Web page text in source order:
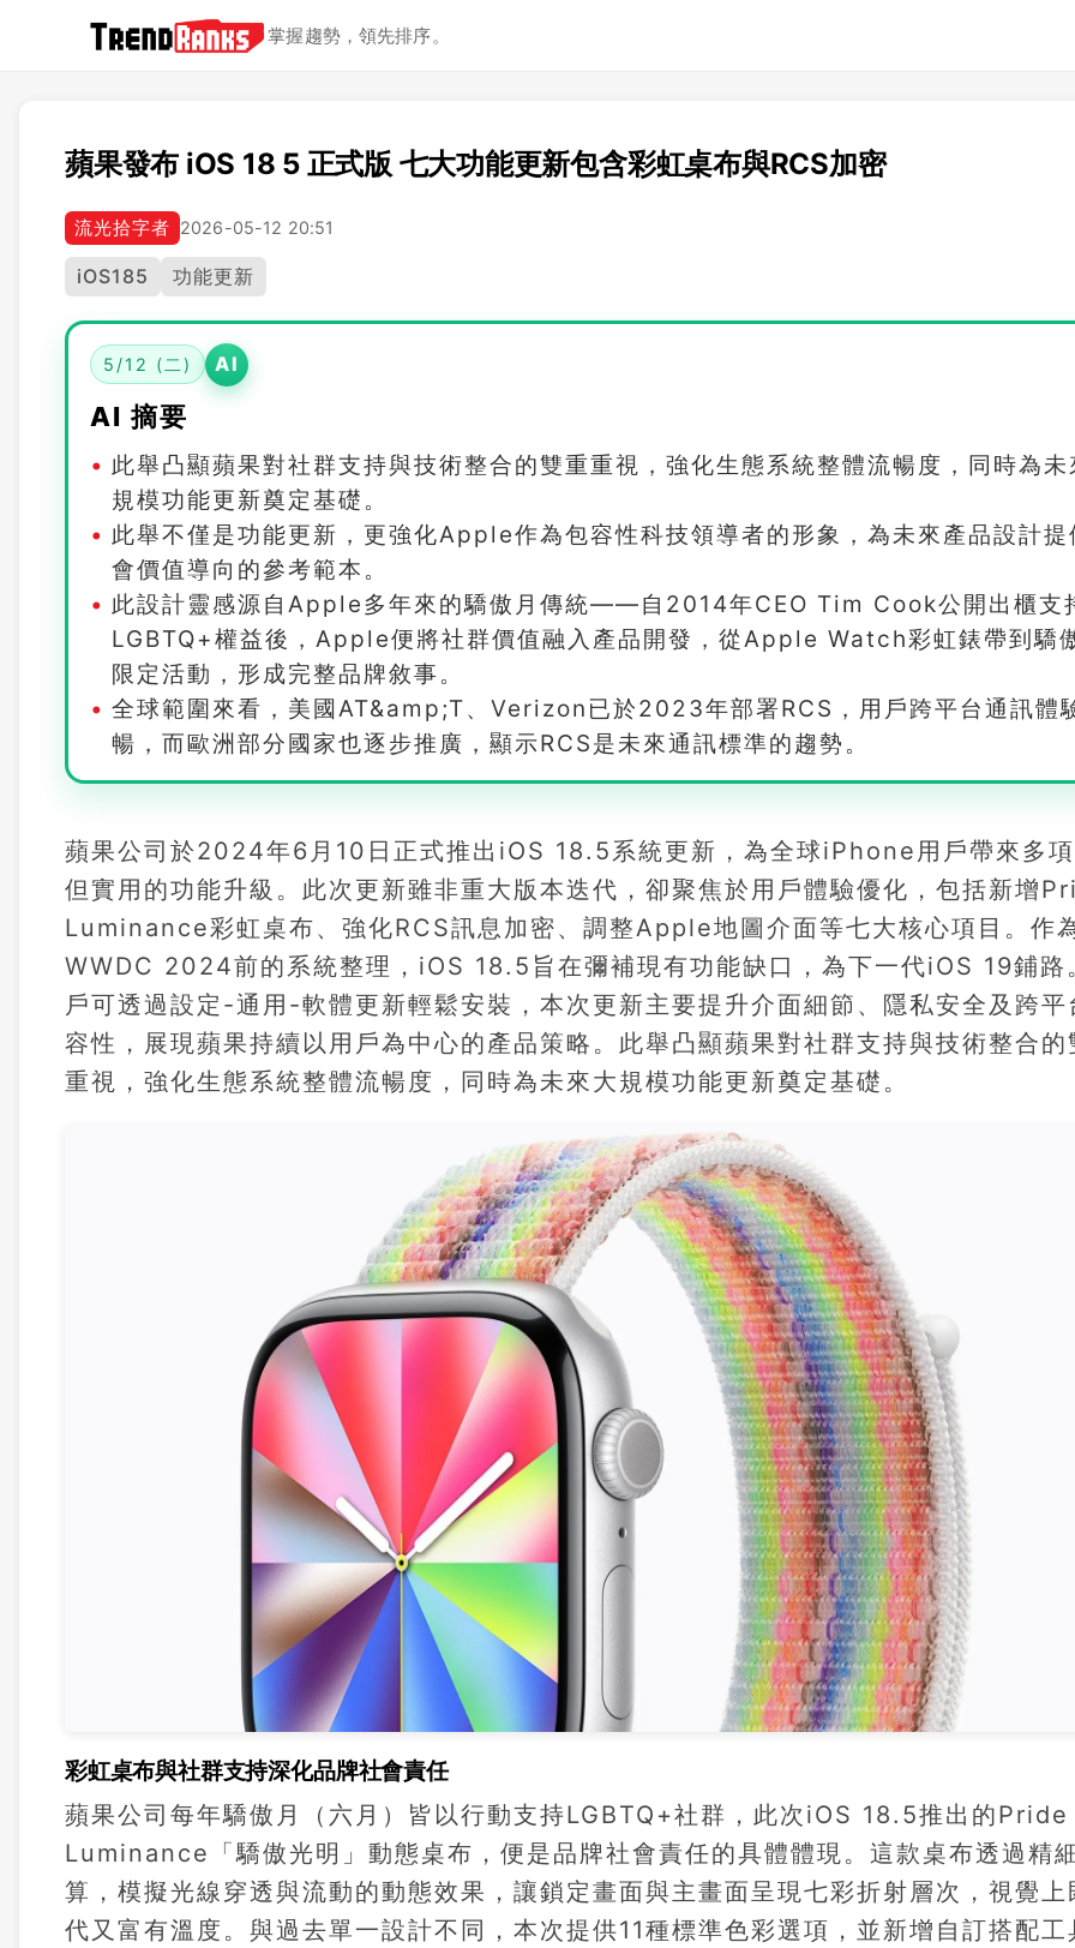
掌握趨勢，領先排序。
蘋果發布 iOS 18 5 正式版 七大功能更新包含彩虹桌布與RCS加密
流光拾字者 2026-05-12 20:51
iOS185 功能更新
5/12 (二) AI
AI 摘要
此舉凸顯蘋果對社群支持與技術整合的雙重重視，強化生態系統整體流暢度，同時為未
規模功能更新奠定基礎。
此舉不僅是功能更新，更強化Apple作為包容性科技領導者的形象，為未來產品設計提
會價值導向的參考範本。
此設計靈感源自Apple多年來的驕傲月傳統——自2014年CEO Tim Cook公開出櫃支
LGBTQ+權益後，Apple便將社群價值融入產品開發，從Apple Watch彩虹錶帶到驕
限定活動，形成完整品牌敘事。
全球範圍來看，美國AT&amp;T、Verizon已於2023年部署RCS，用戶跨平台通訊體
暢，而歐洲部分國家也逐步推廣，顯示RCS是未來通訊標準的趨勢。
蘋果公司於2024年6月10日正式推出iOS 18.5系統更新，為全球iPhone用戶帶來多
但實用的功能升級。此次更新雖非重大版本迭代，卻聚焦於用戶體驗優化，包括新增
Luminance彩虹桌布、強化RCS訊息加密、調整Apple地圖介面等七大核心項目。作
WWDC 2024前的系統整理，iOS 18.5旨在彌補現有功能缺口，為下一代iOS 19鋪路
戶可透過設定-通用-軟體更新輕鬆安裝，本次更新主要提升介面細節、隱私安全及跨平
容性，展現蘋果持續以用戶為中心的產品策略。此舉凸顯蘋果對社群支持與技術整合的
重視，強化生態系統整體流暢度，同時為未來大規模功能更新奠定基礎。
彩虹桌布與社群支持深化品牌社會責任
蘋果公司每年驕傲月（六月）皆以行動支持LGBTQ+社群，此次iOS 18.5推出的Pride
Luminance「驕傲光明」動態桌布，便是品牌社會責任的具體體現。這款桌布透過精
算，模擬光線穿透與流動的動態效果，讓鎖定畫面與主畫面呈現七彩折射層次，視覺上
代又富有溫度。與過去單一設計不同，本次提供11種標準色彩選項，並新增自訂搭配工